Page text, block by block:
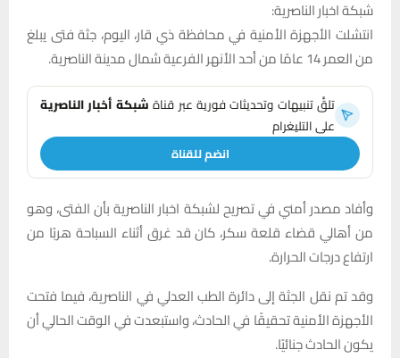
شبكة اخبار الناصرية:
انتشلت الأجهزة الأمنية في محافظة ذي قار، اليوم، جثة فتى يبلغ
من العمر 14 عامًا من أحد الأنهر الفرعية شمال مدينة الناصرية.
تلقَّ تنبيهات وتحديثات فورية عبر قناةشبكة أخبار الناصرية
على التليغرام
انضم للقناة
وأفاد مصدر أمني في تصريح لشبكة اخبار الناصرية بأن الفتى، وهو
من أهالي قضاء قلعة سكر، كان قد غرق أثناء السباحة هربًا من
ارتفاع درجات الحرارة.
وقد تم نقل الجثة إلى دائرة الطب العدلي في الناصرية، فيما فتحت
الأجهزة الأمنية تحقيقًا في الحادث، واستبعدت في الوقت الحالي أن
يكون الحادث جنائيًا.